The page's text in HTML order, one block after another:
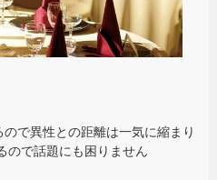
で異性との距離は一気に縮まり
ので話題にも困りません